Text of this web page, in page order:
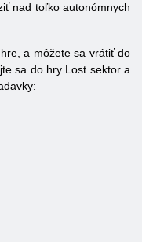
nad toľko autonómnych
a môžete sa vrátiť do
sa do hry Lost sektor a